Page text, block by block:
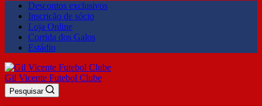
Descontos exclusivos
Inscrição de sócio
Loja Online
Corrida dos Galos
Estádio
Gil Vicente Futebol Clube
Pesquisar